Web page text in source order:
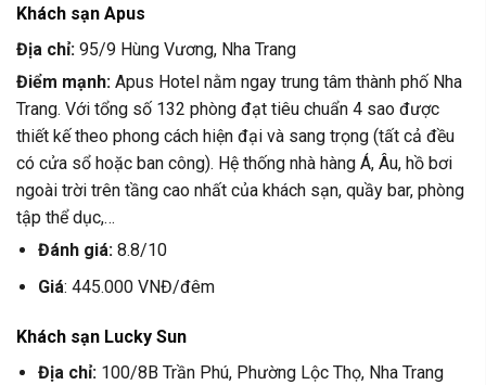
Khách sạn Apus
Địa chỉ: 95/9 Hùng Vương, Nha Trang
Điểm mạnh: Apus Hotel nằm ngay trung tâm thành phố Nha
Trang. Với tổng số 132 phòng đạt tiêu chuẩn 4 sao được
thiết kế theo phong cách hiện đại và sang trọng (tất cả đều
có cửa sổ hoặc ban công). Hệ thống nhà hàng Á, Âu, hồ bơi
ngoài trời trên tầng cao nhất của khách sạn, quầy bar, phòng
tập thể dục,…
Đánh giá: 8.8/10
Giá: 445.000 VNĐ/đêm
Khách sạn Lucky Sun
Địa chỉ: 100/8B Trần Phú, Phường Lộc Thọ, Nha Trang